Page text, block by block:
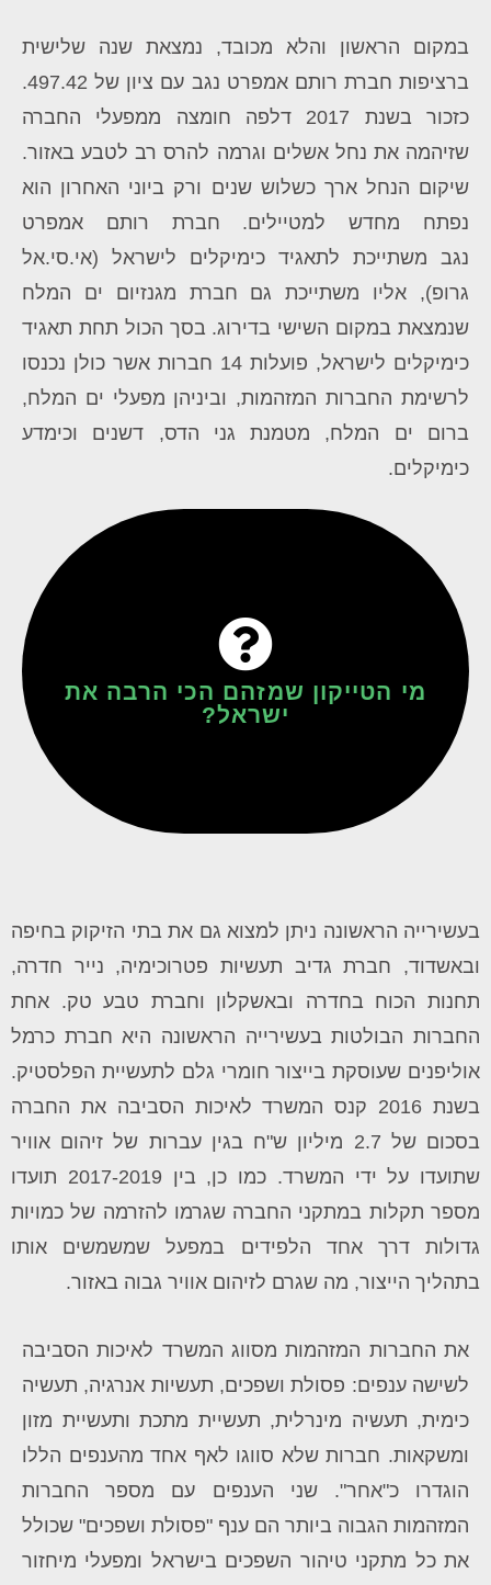
במקום הראשון והלא מכובד, נמצאת שנה שלישית
ברציפות חברת רותם אמפרט נגב עם ציון של 497.42.
כזכור בשנת 2017 דלפה חומצה ממפעלי החברה
שזיהמה את נחל אשלים וגרמה להרס רב לטבע באזור.
שיקום הנחל ארך כשלוש שנים ורק ביוני האחרון הוא
נפתח מחדש למטיילים. חברת רותם אמפרט
נגב משתייכת לתאגיד כימיקלים לישראל (אי.סי.אל
גרופ), אליו משתייכת גם חברת מגנזיום ים המלח
שנמצאת במקום השישי בדירוג. בסך הכול תחת תאגיד
כימיקלים לישראל, פועלות 14 חברות אשר כולן נכנסו
לרשימת החברות המזהמות, וביניהן מפעלי ים המלח,
ברום ים המלח, מטמנת גני הדס, דשנים וכימדע
כימיקלים.
מי הטייקון שמזהם הכי הרבה את
ישראל?
עידן עופר
בעשירייה הראשונה ניתן למצוא גם את בתי הזיקוק בחיפה
ובאשדוד, חברת גדיב תעשיות פטרוכימיה, נייר חדרה,
תחנות הכוח בחדרה ובאשקלון וחברת טבע טק. אחת
החברות הבולטות בעשירייה הראשונה היא חברת כרמל
אוליפנים שעוסקת בייצור חומרי גלם לתעשיית הפלסטיק.
בשנת 2016 קנס המשרד לאיכות הסביבה את החברה
בסכום של 2.7 מיליון ש"ח בגין עברות של זיהום אוויר
שתועדו על ידי המשרד. כמו כן, בין 2017-2019 תועדו
מספר תקלות במתקני החברה שגרמו להזרמה של כמויות
גדולות דרך אחד הלפידים במפעל שמשמשים אותו
בתהליך הייצור, מה שגרם לזיהום אוויר גבוה באזור.
את החברות המזהמות מסווג המשרד לאיכות הסביבה
לשישה ענפים: פסולת ושפכים, תעשיות אנרגיה, תעשיה
כימית, תעשיה מינרלית, תעשיית מתכת ותעשיית מזון
ומשקאות. חברות שלא סווגו לאף אחד מהענפים הללו
הוגדרו כ"אחר". שני הענפים עם מספר החברות
המזהמות הגבוה ביותר הם ענף "פסולת ושפכים" שכולל
את כל מתקני טיהור השפכים בישראל ומפעלי מיחזור